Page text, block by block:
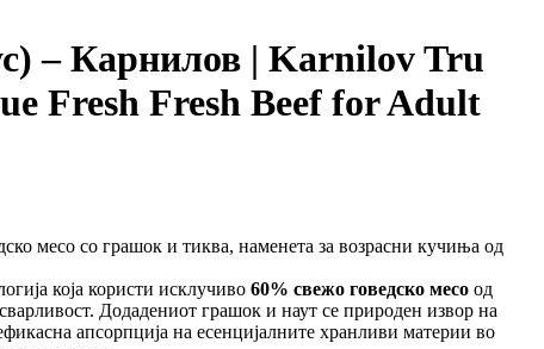
– Карнилов | Karnilov Tru
Fresh Fresh Beef for Adult
месо со грашок и тиква, наменета за возрасни кучиња од
која користи исклучиво 60% свежо говедско месо од
Додадениот грашок и наут се природен извор на
апсорпција на есенцијалните хранливи материи во